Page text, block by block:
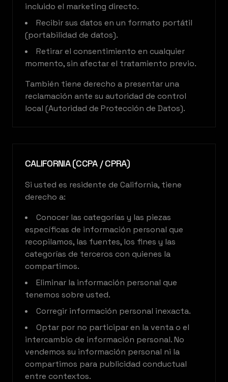
incluido el marketing directo.
Recibir sus datos en un formato portátil
(portabilidad de datos).
Retirar el consentimiento en cualquier
momento, sin afectar el tratamiento previo.
También tiene derecho a presentar una
reclamación ante su autoridad de control
local (Autoridad de Protección de Datos).
CALIFORNIA (CCPA / CPRA)
Si usted es residente de California, tiene
derecho a:
Conocer las categorías y las piezas
específicas de información personal que
recopilamos, las fuentes, los fines y las
categorías de terceros con quienes la
compartimos.
Eliminar la información personal que
tenemos sobre usted.
Corregir información personal inexacta.
Optar por no participar en la venta o el
intercambio de información personal. No
vendemos su información personal ni la
compartimos para publicidad conductual
entre contextos.